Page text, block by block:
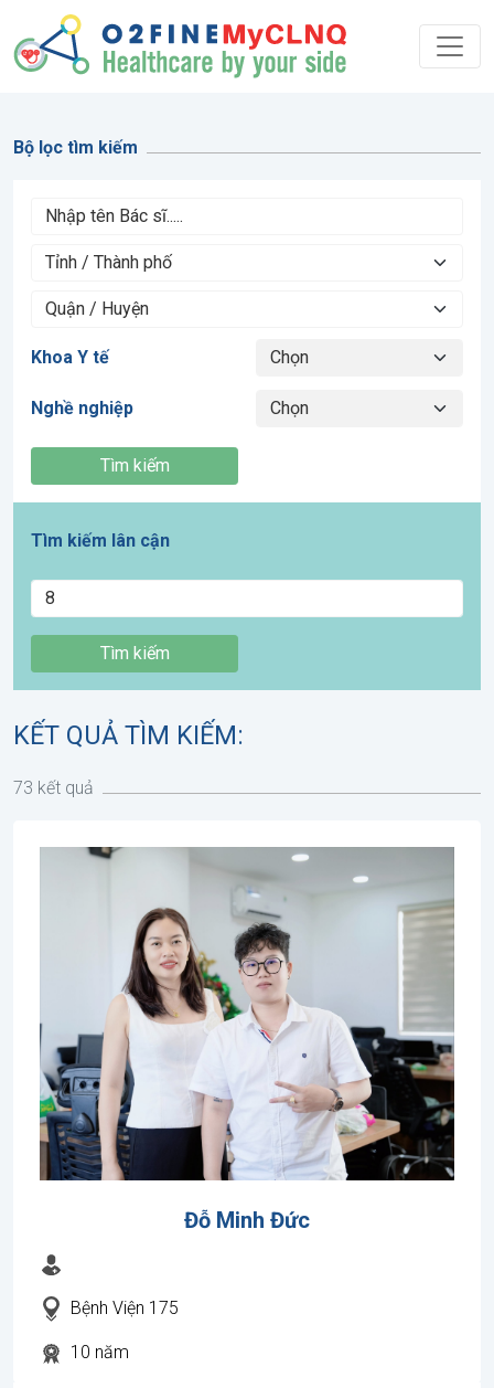
Bộ lọc tìm kiếm
Khoa Y tế
Nghề nghiệp
Tìm kiếm
Tìm kiếm lân cận
Tìm kiếm
KẾT QUẢ TÌM KIẾM:
73 kết quả
Đỗ Minh Đức
Bệnh Viện 175
10 năm